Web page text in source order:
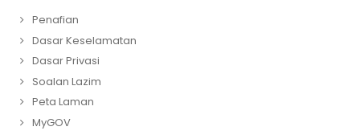
Penafian
Dasar Keselamatan
Dasar Privasi
Soalan Lazim
Peta Laman
MyGOV